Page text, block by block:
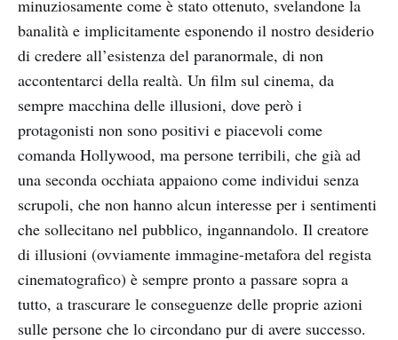
minuziosamente come è stato ottenuto, svelandone la
banalità e implicitamente esponendo il nostro desiderio
di credere all’esistenza del paranormale, di non
accontentarci della realtà. Un film sul cinema, da
sempre macchina delle illusioni, dove però i
protagonisti non sono positivi e piacevoli come
comanda Hollywood, ma persone terribili, che già ad
una seconda occhiata appaiono come individui senza
scrupoli, che non hanno alcun interesse per i sentimenti
che sollecitano nel pubblico, ingannandolo. Il creatore
di illusioni (ovviamente immagine-metafora del regista
cinematografico) è sempre pronto a passare sopra a
tutto, a trascurare le conseguenze delle proprie azioni
sulle persone che lo circondano pur di avere successo.